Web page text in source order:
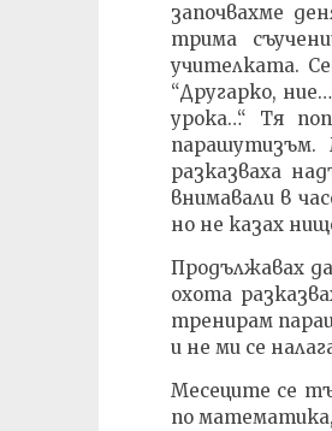
започвахме
трима
учителката.
“Другарко,
урока…“ Тя
парашутизъм.
разказваха
внимавали в
но не казах
Продължавах
охота
тренирам
и не ми се
Месеците се
по математика,